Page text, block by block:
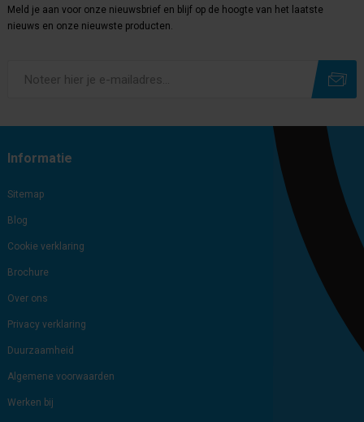
Meld je aan voor onze nieuwsbrief en blijf op de hoogte van het laatste
nieuws en onze nieuwste producten.
Informatie
Sitemap
Blog
Cookie verklaring
Brochure
Over ons
Privacy verklaring
Duurzaamheid
Algemene voorwaarden
Werken bij